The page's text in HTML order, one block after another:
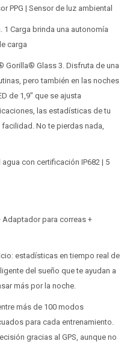
PPG | Sensor de luz ambiental
1 Carga brinda una autonomía
carga
Gorilla® Glass 3. Disfruta de una
pero también en las noches
de 1,9" que se ajusta
las estadísticas de tu
No te pierdas nada,
con certificación IP682 | 5
Adaptador para correas +
estadísticas en tiempo real de
del sueño que te ayudan a
más por la noche.
más de 100 modos
para cada entrenamiento.
gracias al GPS, aunque no